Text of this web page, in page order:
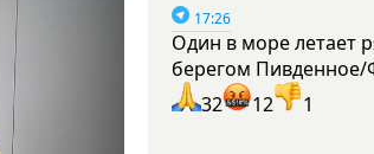
17:26
Один в море летает
берегом Пивденное/
32
12 1